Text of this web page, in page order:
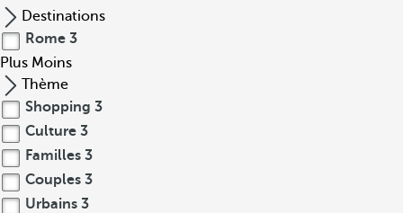
Destinations
Rome 3
Plus Moins
Thème
Shopping 3
Culture 3
Familles 3
Couples 3
Urbains 3